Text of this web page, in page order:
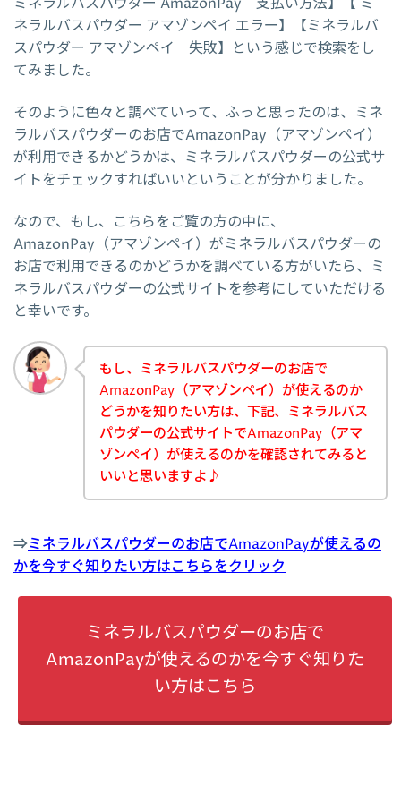
ネラルバスパウダー アマゾンペイ エラー】【ミネラルバ
スパウダー アマゾンペイ 失敗】という感じで検索をし
てみました。
そのように色々と調べていって、ふっと思ったのは、ミネ
ラルバスパウダーのお店でAmazonPay（アマゾンペイ）
が利用できるかどうかは、ミネラルバスパウダーの公式サ
イトをチェックすればいいということが分かりました。
なので、もし、こちらをご覧の方の中に、
AmazonPay（アマゾンペイ）がミネラルバスパウダーの
お店で利用できるのかどうかを調べている方がいたら、ミ
ネラルバスパウダーの公式サイトを参考にしていただける
と幸いです。
もし、ミネラルバスパウダーのお店で
AmazonPay（アマゾンペイ）が使えるのか
どうかを知りたい方は、下記、ミネラルバス
パウダーの公式サイトでAmazonPay（アマ
ゾンペイ）が使えるのかを確認されてみると
いいと思いますよ♪
⇒ミネラルバスパウダーのお店でAmazonPayが使えるの
かを今すぐ知りたい方はこちらをクリック
ミネラルバスパウダーのお店で
AmazonPayが使えるのかを今すぐ知りた
い方はこちら